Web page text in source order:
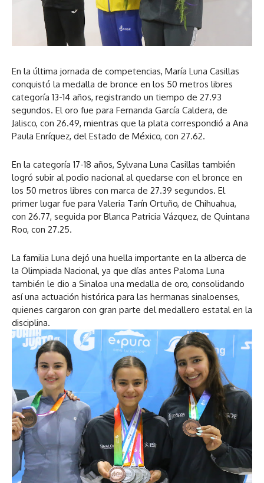
En la última jornada de competencias, María Luna Casillas
conquistó la medalla de bronce en los 50 metros libres
categoría 13-14 años, registrando un tiempo de 27.93
segundos. El oro fue para Fernanda García Caldera, de
Jalisco, con 26.49, mientras que la plata correspondió a Ana
Paula Enríquez, del Estado de México, con 27.62.
En la categoría 17-18 años, Sylvana Luna Casillas también
logró subir al podio nacional al quedarse con el bronce en
los 50 metros libres con marca de 27.39 segundos. El
primer lugar fue para Valeria Tarín Ortuño, de Chihuahua,
con 26.77, seguida por Blanca Patricia Vázquez, de Quintana
Roo, con 27.25.
La familia Luna dejó una huella importante en la alberca de
la Olimpiada Nacional, ya que días antes Paloma Luna
también le dio a Sinaloa una medalla de oro, consolidando
así una actuación histórica para las hermanas sinaloenses,
quienes cargaron con gran parte del medallero estatal en la
disciplina.